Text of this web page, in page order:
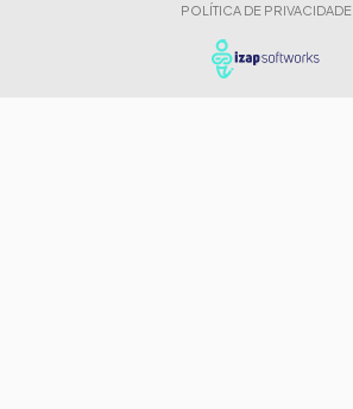
POLÍTICA DE PRIVACIDADE